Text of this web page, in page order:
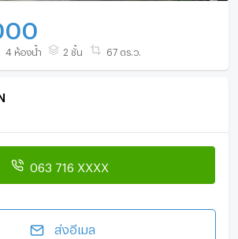
4 ห้องน้ำ 2 ชั้น 67 ตร.ว.
063 716 XXXX
ส่งอีเมล